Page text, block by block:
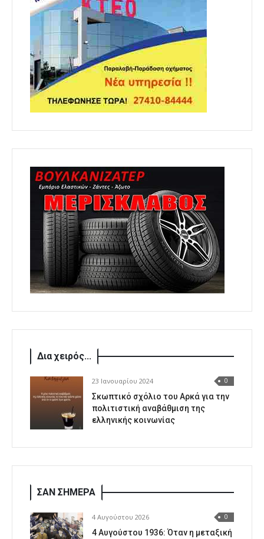
Δια χειρός...
23 Ιανουαρίου 2024 0
Σκωπτικό σχόλιο του Αρκά για την
πολιτιστική αναβάθμιση της
ελληνικής κοινωνίας
ΣΑΝ ΣΗΜΕΡΑ
4 Αυγούστου 2026 0
4 Αυγούστου 1936: Όταν η μεταξική